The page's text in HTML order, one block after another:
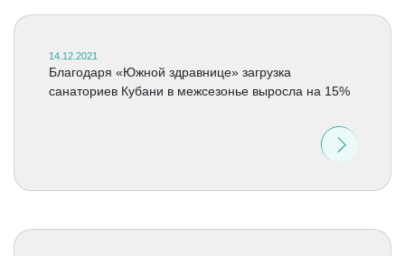
14.12.2021
Благодаря «Южной здравнице» загрузка
санаториев Кубани в межсезонье выросла на 15%